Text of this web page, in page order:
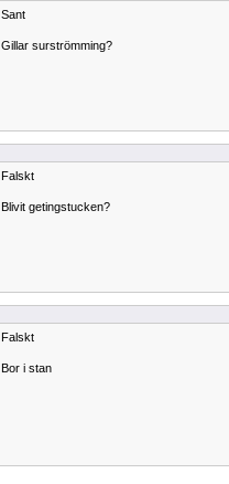
Sant
Gillar surströmming?
Falskt
Blivit getingstucken?
Falskt
Bor i stan